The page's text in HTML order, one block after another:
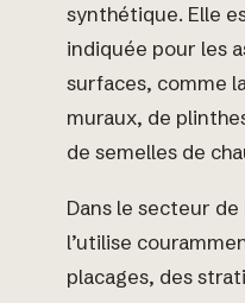
synthétique. Elle
indiquée pour les
surfaces, comme
muraux, de
de semelles de
Dans le secteur
l’utilise
placages, des